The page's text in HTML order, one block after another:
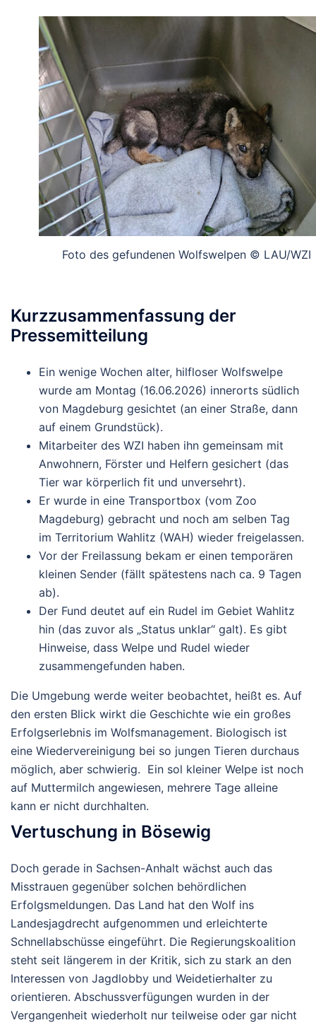
Foto des gefundenen Wolfswelpen © LAU/WZI
Kurzzusammenfassung der
Pressemitteilung
Ein wenige Wochen alter, hilfloser Wolfswelpe
wurde am Montag (16.06.2026) innerorts südlich
von Magdeburg gesichtet (an einer Straße, dann
auf einem Grundstück).
Mitarbeiter des WZI haben ihn gemeinsam mit
Anwohnern, Förster und Helfern gesichert (das
Tier war körperlich fit und unversehrt).
Er wurde in eine Transportbox (vom Zoo
Magdeburg) gebracht und noch am selben Tag
im Territorium Wahlitz (WAH) wieder freigelassen.
Vor der Freilassung bekam er einen temporären
kleinen Sender (fällt spätestens nach ca. 9 Tagen
ab).
Der Fund deutet auf ein Rudel im Gebiet Wahlitz
hin (das zuvor als „Status unklar“ galt). Es gibt
Hinweise, dass Welpe und Rudel wieder
zusammengefunden haben.
Die Umgebung werde weiter beobachtet, heißt es. Auf
den ersten Blick wirkt die Geschichte wie ein großes
Erfolgserlebnis im Wolfsmanagement. Biologisch ist
eine Wiedervereinigung bei so jungen Tieren durchaus
möglich, aber schwierig. Ein sol kleiner Welpe ist noch
auf Muttermilch angewiesen, mehrere Tage alleine
kann er nicht durchhalten.
Vertuschung in Bösewig
Doch gerade in Sachsen-Anhalt wächst auch das
Misstrauen gegenüber solchen behördlichen
Erfolgsmeldungen. Das Land hat den Wolf ins
Landesjagdrecht aufgenommen und erleichterte
Schnellabschüsse eingeführt. Die Regierungskoalition
steht seit längerem in der Kritik, sich zu stark an den
Interessen von Jagdlobby und Weidetierhalter zu
orientieren. Abschussverfügungen wurden in der
Vergangenheit wiederholt nur teilweise oder gar nicht